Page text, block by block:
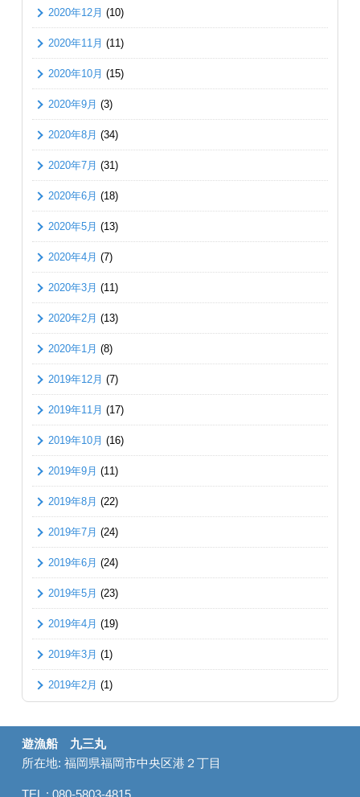
2020年12月 (10)
2020年11月 (11)
2020年10月 (15)
2020年9月 (3)
2020年8月 (34)
2020年7月 (31)
2020年6月 (18)
2020年5月 (13)
2020年4月 (7)
2020年3月 (11)
2020年2月 (13)
2020年1月 (8)
2019年12月 (7)
2019年11月 (17)
2019年10月 (16)
2019年9月 (11)
2019年8月 (22)
2019年7月 (24)
2019年6月 (24)
2019年5月 (23)
2019年4月 (19)
2019年3月 (1)
2019年2月 (1)
遊漁船 九三丸
所在地: 福岡県福岡市中央区港２丁目
TEL : 080-5803-4815